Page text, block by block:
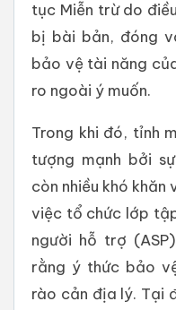
tục Miễn trừ do
bị bài bản, đóng
bảo vệ tài năng
ro ngoài ý muốn.
Trong khi đó, tỉnh
tượng mạnh bởi
còn nhiều khó khăn
việc tổ chức lớp
người hỗ trợ
rằng ý thức bảo
rào cản địa lý. Tại